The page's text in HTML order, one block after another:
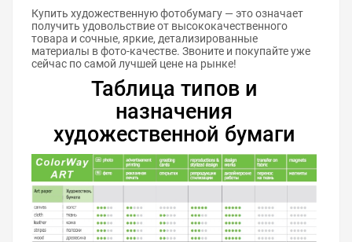
Купить художественную фотобумагу — это означает
получить удовольствие от высококачественного
товара и сочные, яркие, детализированные
материалы в фото-качестве. Звоните и покупайте уже
сейчас по самой лучшей цене на рынке!
Таблица типов и
назначения
художественной бумаги